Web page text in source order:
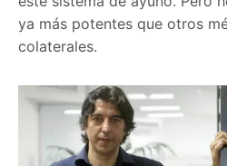
ya más potentes que otros
colaterales.